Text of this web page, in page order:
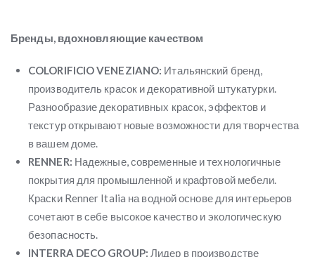
Бренды, вдохновляющие качеством
COLORIFICIO VENEZIANO: Итальянский бренд,
производитель красок и декоративной штукатурки.
Разнообразие декоративных красок, эффектов и
текстур открывают новые возможности для творчества
в вашем доме.
RENNER: Надежные, современные и технологичные
покрытия для промышленной и крафтовой мебели.
Краски Renner Italia на водной основе для интерьеров
сочетают в себе высокое качество и экологическую
безопасность.
INTERRA DECO GROUP: Лидер в производстве